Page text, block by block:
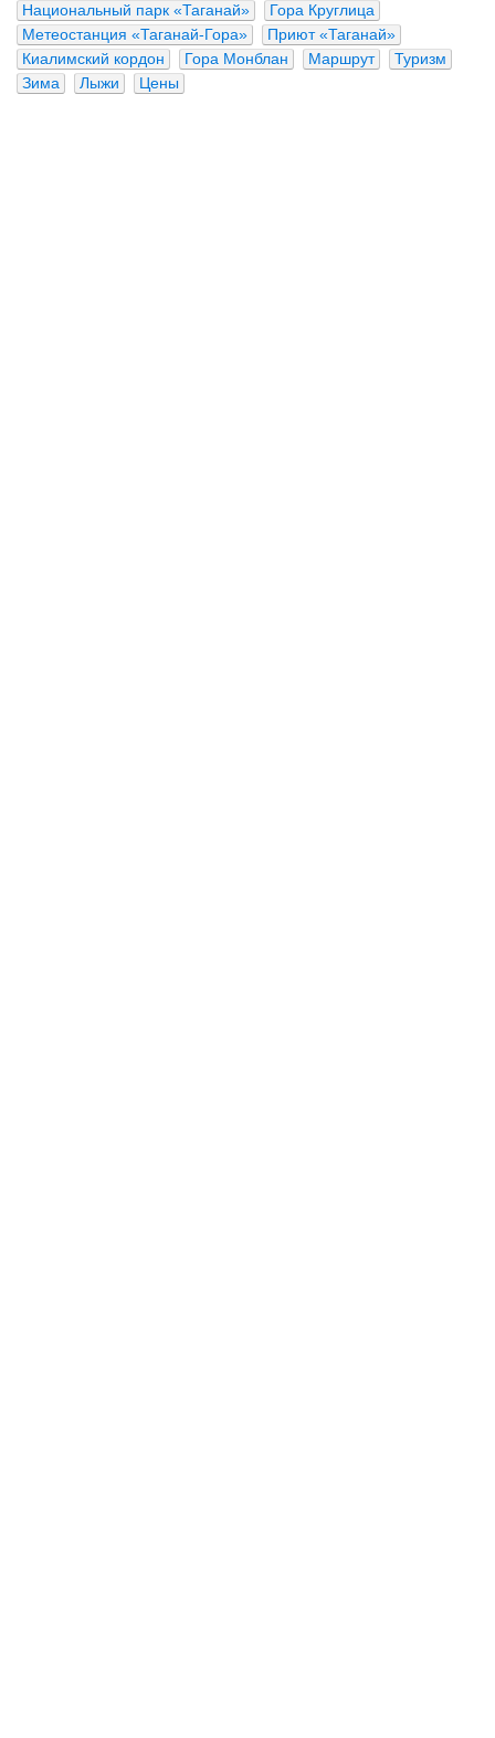
Национальный парк «Таганай»
Гора Круглица
Метеостанция «Таганай-Гора»
Приют «Таганай»
Киалимский кордон
Гора Монблан Маршрут
Туризм
Зима
Лыжи Цены